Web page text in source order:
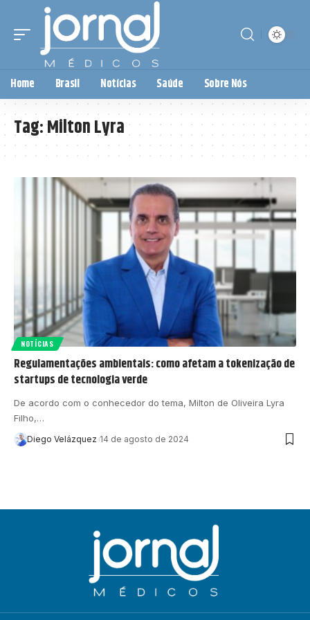
Home Brasil Notícias Saúde Sobre Nós
Tag:Milton Lyra
NOTÍCIAS
Regulamentações ambientais: como afetam a tokenização de
startups de tecnologia verde
De acordo com o conhecedor do tema, Milton de Oliveira Lyra
Filho,…
Diego Velázquez 14 de agosto de 2024